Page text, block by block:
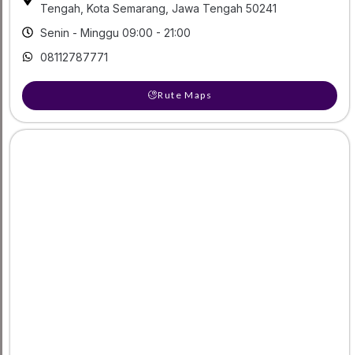
Tengah, Kota Semarang, Jawa Tengah 50241
Senin - Minggu 09:00 - 21:00
08112787771
Rute Maps